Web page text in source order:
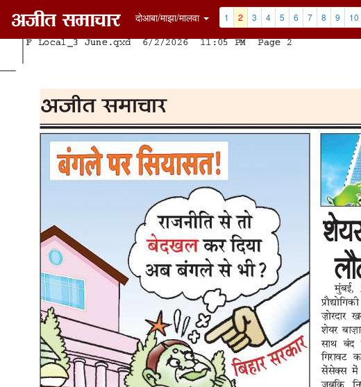
दोआबा/माझा/मालवा 1 2 3 4 5 6 7 8 9 10